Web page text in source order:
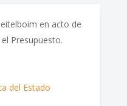
en acto de
Presupuesto.
del Estado